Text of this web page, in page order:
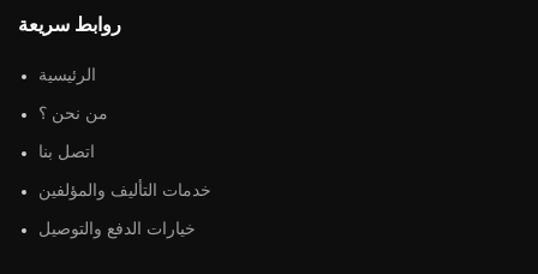
روابط سريعة
الرئيسية
من نحن ؟
اتصل بنا
خدمات التأليف والمؤلفين
خيارات الدفع والتوصيل